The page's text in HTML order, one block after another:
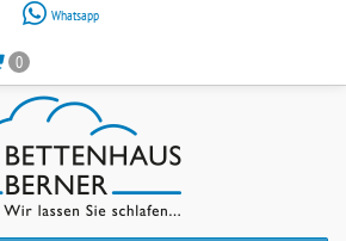
Whatsapp
0